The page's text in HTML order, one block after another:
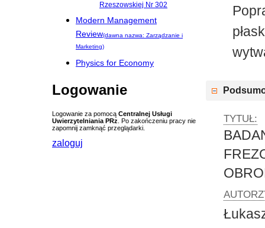
Rzeszowskiej Nr 302
Modern Management
Review(dawna nazwa: Zarządzanie i
Marketing)
Physics for Economy
Logowanie
Logowanie za pomocą Centralnej Usługi
Uwierzytelniania PRz . Po zakończeniu pracy nie
zapomnij zamknąć przeglądarki.
zaloguj
TYTUŁ: